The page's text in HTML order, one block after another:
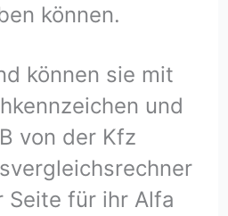
können.
können sie mit
und
von der Kfz
Seite für ihr Alfa